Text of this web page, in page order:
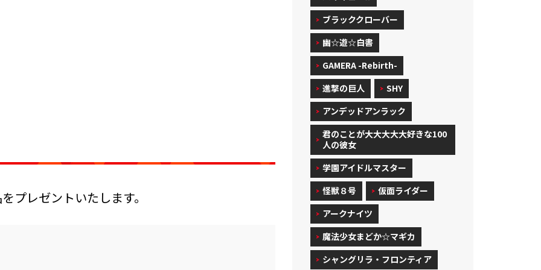
プレゼントいたします。
ブラッククローバー
幽☆遊☆白書
GAMERA -Rebirth-
進撃の巨人
SHY
アンデッドアンラック
君のことが大大大大大好きな100
人の彼女
学園アイドルマスター
怪獣８号
仮面ライダー
アークナイツ
魔法少女まどか☆マギカ
シャングリラ・フロンティア